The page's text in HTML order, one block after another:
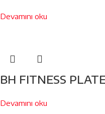
Devamını oku
BH FITNESS
Devamını oku